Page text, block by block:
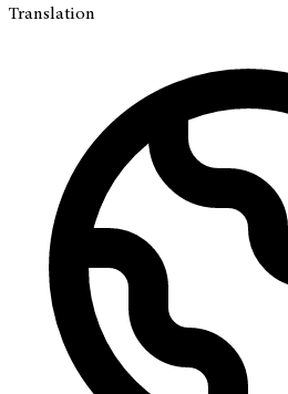
Translation